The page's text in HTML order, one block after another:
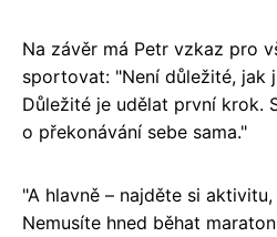
Na závěr má Petr vzkaz pro
sportovat: "Není důležité, jak
Důležité je udělat první krok.
o překonávání sebe sama."
"A hlavně – najděte si
Nemusíte hned běhat